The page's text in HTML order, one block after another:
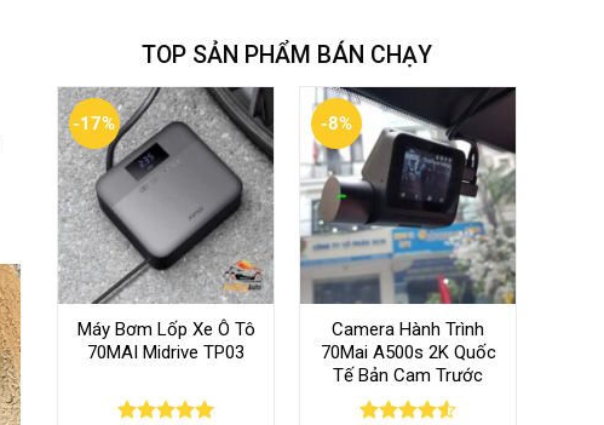
TOP SẢN PHẨM BÁN CHẠY
-17%
Máy Bơm Lốp Xe Ô Tô
70MAI Midrive TP03
-8%
Camera Hành Trình
70Mai A500s 2K Quốc
Tế Bản Cam Trước